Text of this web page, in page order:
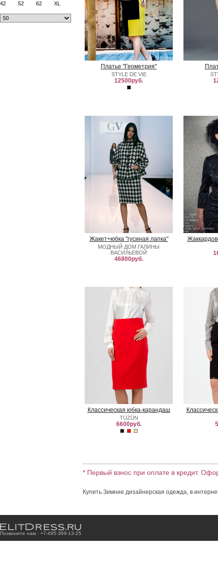
42
52 62 XL
Платье "Геометрия"
STYLE DE VIE
12500руб.
Жакет+юбка "гусиная лапка"
МОДНЫЙ ДОМ ГАЛИНЫ
ВАСИЛЬЕВОЙ
46800руб.
Классическая юбка-карандаш
TÜZÜN
6600руб.
* Первый взнос при оплате в кредит.
Купить Зимние дизайнерская одежда, в
Позвоните нам : +7-495-369-13-25